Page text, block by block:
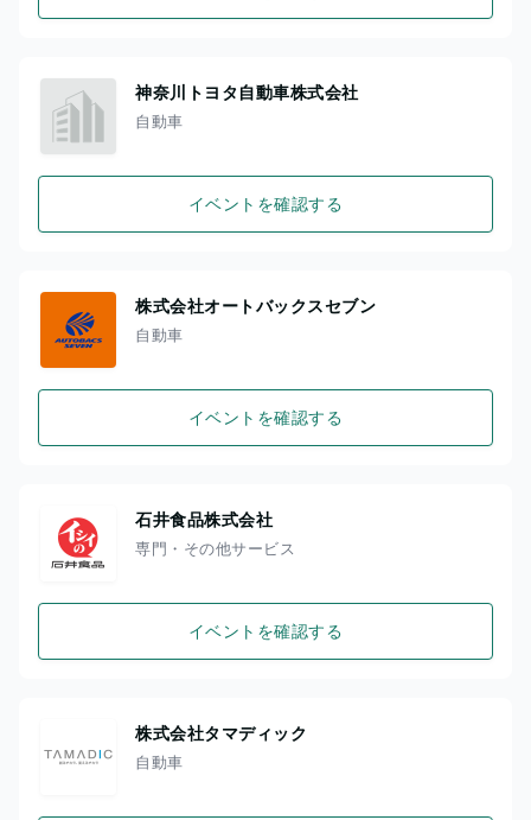
神奈川トヨタ自動車株式会社
自動車
イベントを確認する
株式会社オートバックスセブン
自動車
イベントを確認する
石井食品株式会社
専門・その他サービス
イベントを確認する
株式会社タマディック
自動車